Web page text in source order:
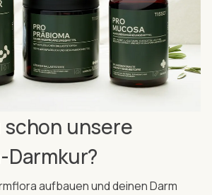
schon unsere
aufbauen und deinen Darm